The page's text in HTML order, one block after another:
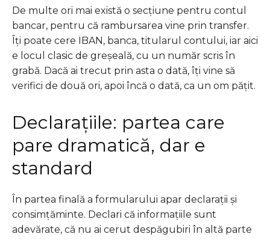
De multe ori mai există o secțiune pentru contul
bancar, pentru că rambursarea vine prin transfer.
Îți poate cere IBAN, banca, titularul contului, iar aici
e locul clasic de greșeală, cu un număr scris în
grabă. Dacă ai trecut prin asta o dată, îți vine să
verifici de două ori, apoi încă o dată, ca un om pățit.
Declarațiile: partea care
pare dramatică, dar e
standard
În partea finală a formularului apar declarații și
consimțăminte. Declari că informațiile sunt
adevărate, că nu ai cerut despăgubiri în altă parte